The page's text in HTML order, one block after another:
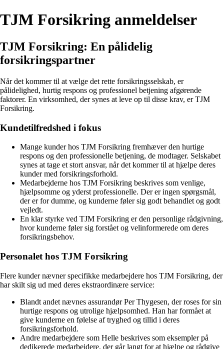
TJM Forsikring anmeldelser
TJM Forsikring: En pålidelig
forsikringspartner
Når det kommer til at vælge det rette forsikringsselskab, er
pålidelighed, hurtig respons og professionel betjening afgørende
faktorer. En virksomhed, der synes at leve op til disse krav, er TJM
Forsikring.
Kundetilfredshed i fokus
Mange kunder hos TJM Forsikring fremhæver den hurtige
respons og den professionelle betjening, de modtager. Selskabet
synes at tage et stort ansvar, når det kommer til at hjælpe deres
kunder med forsikringsforhold.
Medarbejderne hos TJM Forsikring beskrives som venlige,
hjælpsomme og yderst professionelle. Der er ingen spørgsmål,
der er for dumme, og kunderne føler sig godt behandlet og godt
vejledt.
En klar styrke ved TJM Forsikring er den personlige rådgivning,
hvor kunderne føler sig forstået og velinformerede om deres
forsikringsbehov.
Personalet hos TJM Forsikring
Flere kunder nævner specifikke medarbejdere hos TJM Forsikring, der
har skilt sig ud med deres ekstraordinære service:
Blandt andet nævnes assurandør Per Thygesen, der roses for sin
hurtige respons og utrolige hjælpsomhed. Han har formået at
give kunderne en følelse af tryghed og tillid i deres
forsikringsforhold.
Andre medarbejdere som Helle beskrives som eksempler på
dedikerede medarbejdere, der går langt for at hjælpe og rådgive